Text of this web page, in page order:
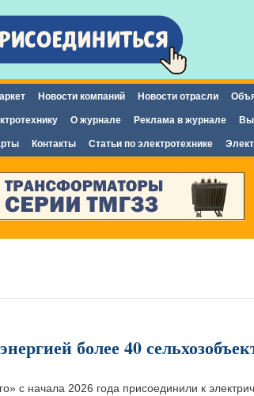
содержанию
Новости компаний Новости отрасли
О журнале Реклама в журнале
Контакты Статьи по электротехнике
более 40
с начала 2026 года присоединили к